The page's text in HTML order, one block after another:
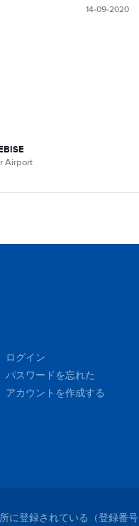
14-09-2020
Airport
ログイン
パスワードを忘れた
アカウントを作成する
に登録されている（登録番号